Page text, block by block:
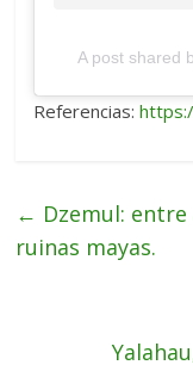
A post shared
Referencias:
← Dzemul:
ruinas mayas.